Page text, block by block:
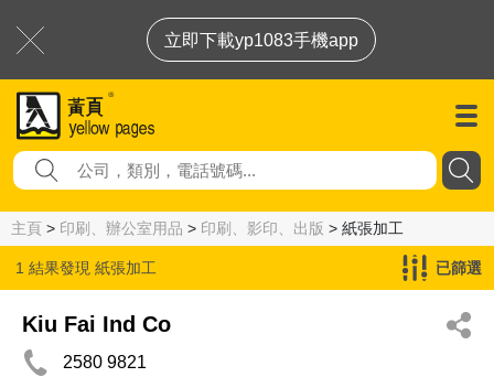
立即下載yp1083手機app
主頁 > 印刷、辦公室用品 > 印刷、影印、出版 > 紙張加工
1 結果發現 紙張加工 已篩選
Kiu Fai Ind Co
2580 9821